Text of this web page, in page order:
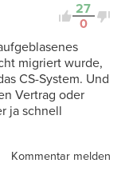
27
0
migriert wurde,
CS-System. Und
Vertrag oder
ja schnell
Kommentar melden